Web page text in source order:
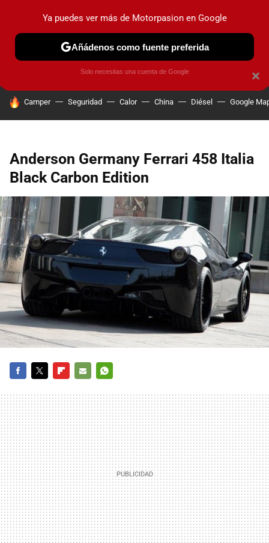
PRUEBAS COCHES ELÉCTRICOS OBSERVATORIO
HOY SE HABLA DE
Camper Seguridad Calor China Diésel Google
Anderson Germany Ferrari 458 Italia
Black Carbon Edition
MAIL
×
Ya puedes ver más de Motorpasion en Google
Añádenos como fuente preferida
Solo necesitas una cuenta de Google